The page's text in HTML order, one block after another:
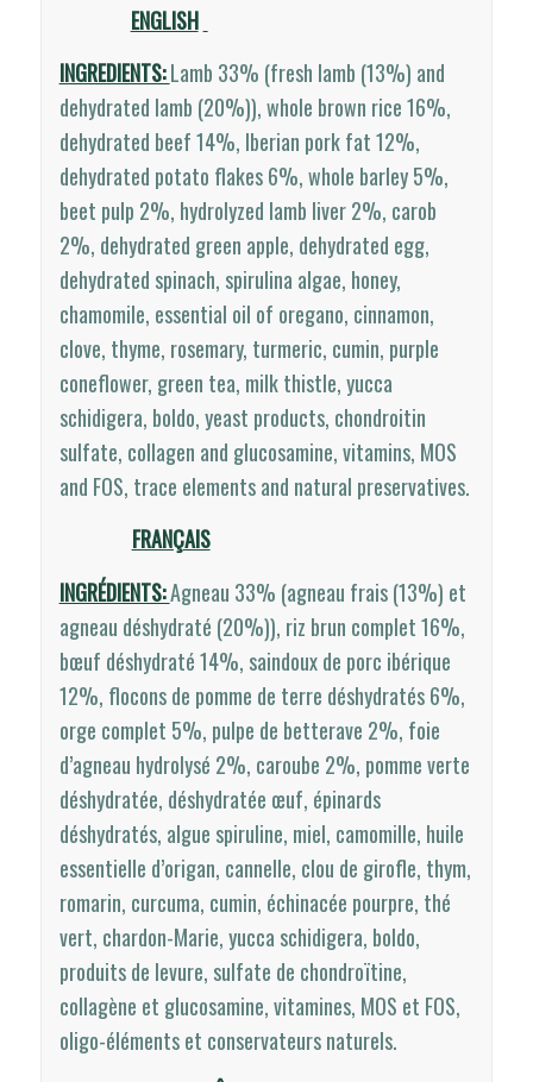
ENGLISH
INGREDIENTS:Lamb 33% (fresh lamb (13%) and
dehydrated lamb (20%)), whole brown rice 16%,
dehydrated beef 14%, Iberian pork fat 12%,
dehydrated potato flakes 6%, whole barley 5%,
beet pulp 2%, hydrolyzed lamb liver 2%, carob
2%, dehydrated green apple, dehydrated egg,
dehydrated spinach, spirulina algae, honey,
chamomile, essential oil of oregano, cinnamon,
clove, thyme, rosemary, turmeric, cumin, purple
coneflower, green tea, milk thistle, yucca
schidigera, boldo, yeast products, chondroitin
sulfate, collagen and glucosamine, vitamins, MOS
and FOS, trace elements and natural preservatives.
FRANÇAIS
INGRÉDIENTS:Agneau 33% (agneau frais (13%) et
agneau déshydraté (20%)), riz brun complet 16%,
bœuf déshydraté 14%, saindoux de porc ibérique
12%, flocons de pomme de terre déshydratés 6%,
orge complet 5%, pulpe de betterave 2%, foie
d’agneau hydrolysé 2%, caroube 2%, pomme verte
déshydratée, déshydratée œuf, épinards
déshydratés, algue spiruline, miel, camomille, huile
essentielle d’origan, cannelle, clou de girofle, thym,
romarin, curcuma, cumin, échinacée pourpre, thé
vert, chardon-Marie, yucca schidigera, boldo,
produits de levure, sulfate de chondroïtine,
collagène et glucosamine, vitamines, MOS et FOS,
oligo-éléments et conservateurs naturels.